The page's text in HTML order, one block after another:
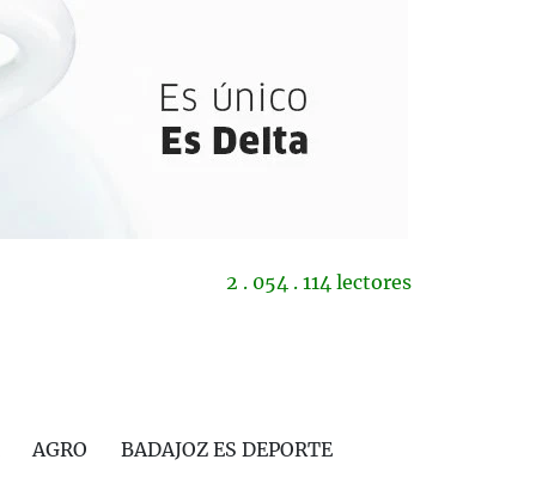
2 . 054 . 114 lectores
AGRO BADAJOZ ES DEPORTE